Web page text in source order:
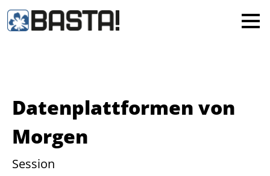
Datenplattformen von
Morgen
Session
MAINZ
Alle